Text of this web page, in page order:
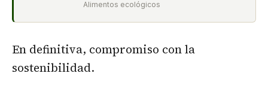
Alimentos ecológicos
En definitiva, compromiso con la
sostenibilidad.